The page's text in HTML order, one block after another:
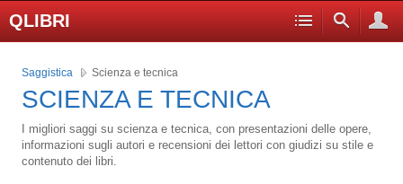
QLIBRI
Saggistica Scienza e tecnica
SCIENZA E TECNICA
I migliori saggi su scienza e tecnica, con presentazioni delle opere,
informazioni sugli autori e recensioni dei lettori con giudizi su stile e
contenuto dei libri.